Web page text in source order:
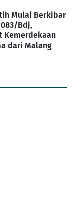
Mulai Berkibar
Bdj,
Kemerdekaan
dari Malang